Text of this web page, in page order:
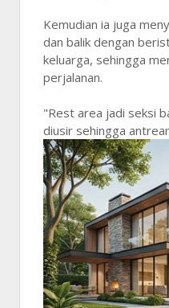
Kemudian ia juga
dan balik dengan
keluarga, sehingga
perjalanan.
"Rest area jadi seksi
diusir sehingga